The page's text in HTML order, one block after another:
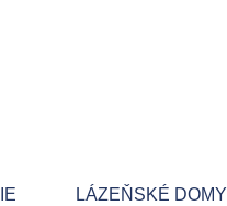
LÁZEŇSKÉ DOMY